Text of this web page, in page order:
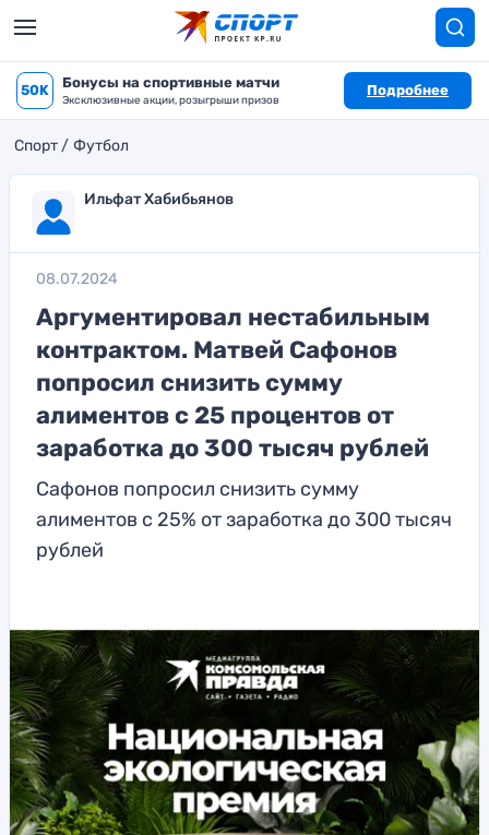
50K Бонусы на спортивные матчи
Эксклюзивные акции, розыгрыши призов
Подробнее
Спорт Футбол
Ильфат Хабибьянов
08.07.2024
Аргументировал нестабильным
контрактом. Матвей Сафонов
попросил снизить сумму
алиментов с 25 процентов от
заработка до 300 тысяч рублей
Сафонов попросил снизить сумму
алиментов с 25% от заработка до 300 тысяч
рублей